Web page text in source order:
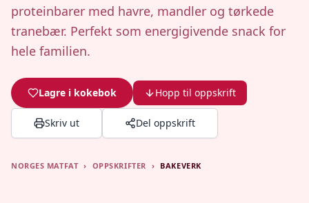
proteinbarer med havre, mandler og tørkede
tranebær. Perfekt som energigivende snack for
hele familien.
Lagre i kokebok Hopp til oppskrift
Skriv ut Del oppskrift
NORGES MATFAT › OPPSKRIFTER › BAKEVERK